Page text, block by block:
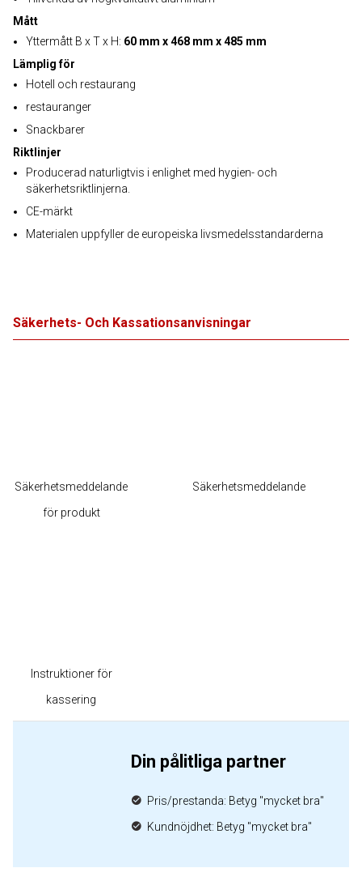
Mått
Yttermått B x T x H: 60 mm x 468 mm x 485 mm
Lämplig för
Hotell och restaurang
restauranger
Snackbarer
Riktlinjer
Producerad naturligtvis i enlighet med hygien- och
säkerhetsriktlinjerna.
CE-märkt
Materialen uppfyller de europeiska livsmedelsstandarderna
Säkerhets- Och Kassationsanvisningar
Säkerhetsmeddelande
för produkt
Säkerhetsmeddelande
Instruktioner för
kassering
Din pålitliga partner
Pris/prestanda: Betyg "mycket bra"
Kundnöjdhet: Betyg "mycket bra"